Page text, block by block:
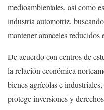
medioambientales, así como
industria automotriz,
mantener aranceles reducidos
De acuerdo con centros de
la relación económica
bienes agrícolas e
protege inversiones y